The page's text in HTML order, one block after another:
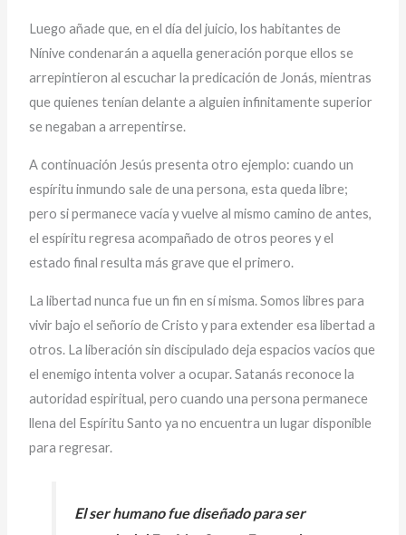
Luego añade que, en el día del juicio, los habitantes de
Nínive condenarán a aquella generación porque ellos se
arrepintieron al escuchar la predicación de Jonás, mientras
que quienes tenían delante a alguien infinitamente superior
se negaban a arrepentirse.
A continuación Jesús presenta otro ejemplo: cuando un
espíritu inmundo sale de una persona, esta queda libre;
pero si permanece vacía y vuelve al mismo camino de antes,
el espíritu regresa acompañado de otros peores y el
estado final resulta más grave que el primero.
La libertad nunca fue un fin en sí misma. Somos libres para
vivir bajo el señorío de Cristo y para extender esa libertad a
otros. La liberación sin discipulado deja espacios vacíos que
el enemigo intenta volver a ocupar. Satanás reconoce la
autoridad espiritual, pero cuando una persona permanece
llena del Espíritu Santo ya no encuentra un lugar disponible
para regresar.
El ser humano fue diseñado para ser